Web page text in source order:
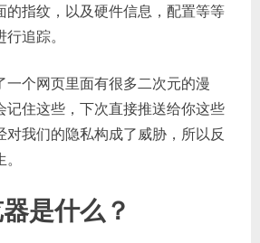
的指纹，以及硬件信息，配置等等
追踪。
一个网页里面有很多二次元的漫
记住这些，下次直接推送给你这些
对我们的隐私构成了威胁，所以反
是什么？